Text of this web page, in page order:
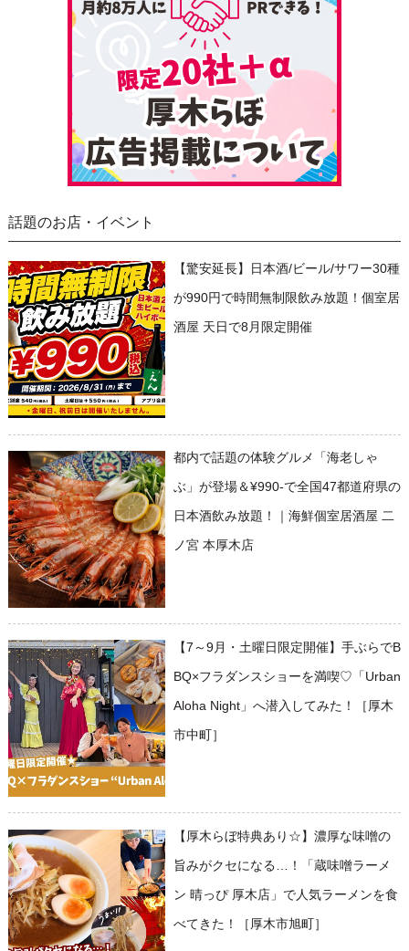
話題のお店・イベント
【驚安延長】日本酒/ビール/サワー30種
が990円で時間無制限飲み放題！個室居
酒屋 天日で8月限定開催
都内で話題の体験グルメ「海老しゃ
ぶ」が登場＆¥990-で全国47都道府県の
日本酒飲み放題！｜海鮮個室居酒屋 二
ノ宮 本厚木店
【7～9月・土曜日限定開催】手ぶらでB
BQ×フラダンスショーを満喫♡「Urban
Aloha Night」へ潜入してみた！［厚木
市中町］
【厚木らぼ特典あり☆】濃厚な味噌の
旨みがクセになる…！「蔵味噌ラーメ
ン 晴っぴ 厚木店」で人気ラーメンを食
べてきた！［厚木市旭町］